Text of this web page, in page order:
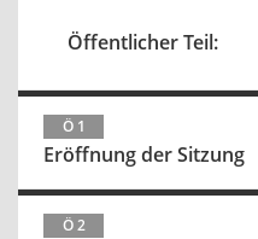
Öffentlicher Teil:
Ö 1
Eröffnung der Sitzung
Ö 2